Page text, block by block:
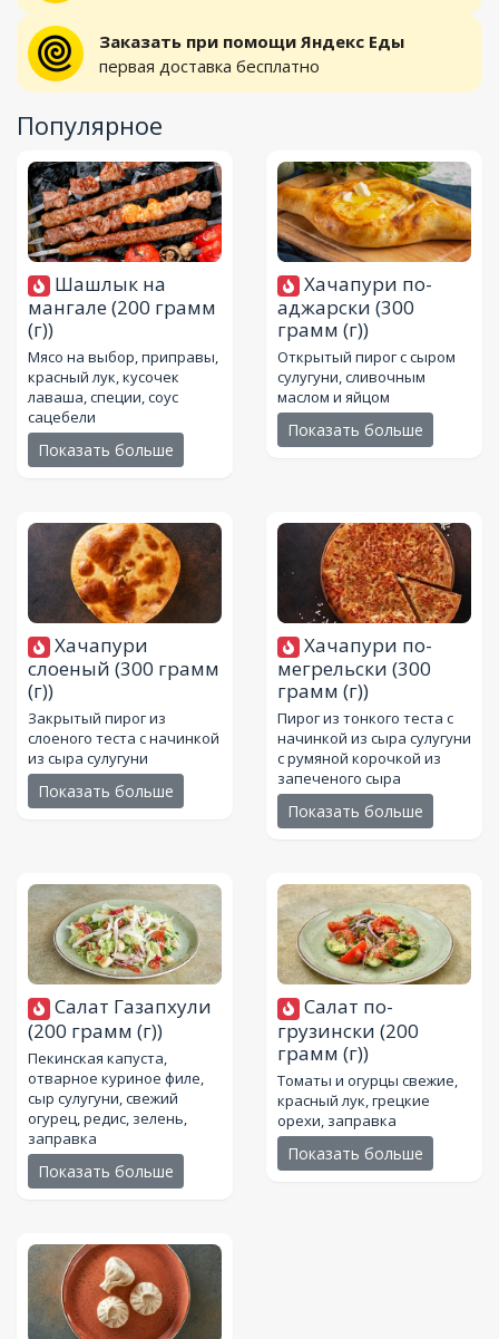
Заказать при помощи Яндекс Еды
первая доставка бесплатно
Популярное
Шашлык на
мангале(200 грамм
(г))
Мясо на выбор, приправы,
красный лук, кусочек
лаваша, специи, соус
сацебели
Показать больше
Хачапури по-
аджарски (300
грамм (г))
Открытый пирог с сыром
сулугуни, сливочным
маслом и яйцом
Показать больше
Хачапури
слоеный (300 грамм
(г))
Закрытый пирог из
слоеного теста с начинкой
из сыра сулугуни
Показать больше
Хачапури по-
мегрельски (300
грамм (г))
Пирог из тонкого теста с
начинкой из сыра сулугуни
с румяной корочкой из
запеченого сыра
Показать больше
Салат Газапхули
(200 грамм (г))
Пекинская капуста,
отварное куриное филе,
сыр сулугуни, свежий
огурец, редис, зелень,
заправка
Показать больше
Салат по-
грузински (200
грамм (г))
Томаты и огурцы свежие,
красный лук, грецкие
орехи, заправка
Показать больше